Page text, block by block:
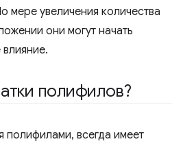
мере увеличения количества
они могут начать
влияние.
полифилов?
полифилами, всегда имеет